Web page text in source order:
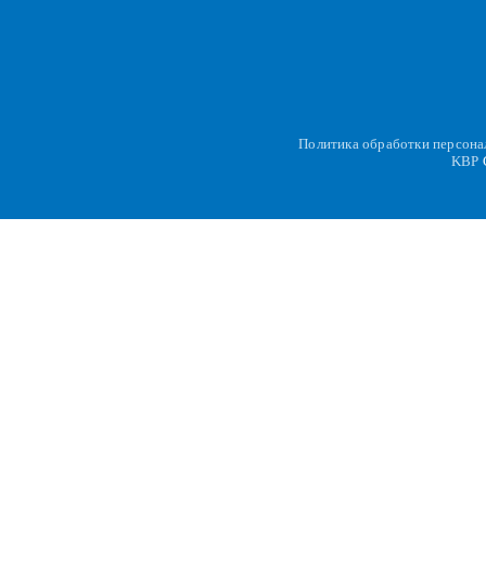
Политика обработки
KBP